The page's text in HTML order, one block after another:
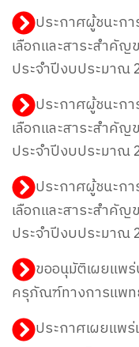
ประกาศผู้ชนะก
เลือกและสาระสำคั
ประจำปีงบประมาณ
ประกาศผู้ชนะก
เลือกและสาระสำคั
ประจำปีงบประมาณ
ประกาศผู้ชนะก
เลือกและสาระสำคั
ประจำปีงบประมาณ
ขออนุมัติเผยแพ
ครุภัณฑ์ทางการแพท
ประกาศเผยแพ